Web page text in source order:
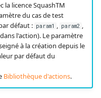
la licence SquashTM
du cas de test
défaut : param1 , param2 ,
l'action). Le paramètre
à la création depuis le
par défaut du
Bibliothèque d'actions.